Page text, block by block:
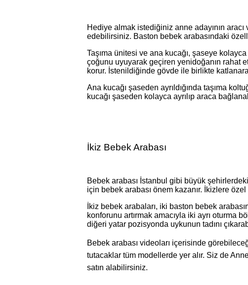
Hediye almak istediğiniz anne adayının
edebilirsiniz. Baston bebek arabasındaki
Taşıma ünitesi ve ana kucağı, şaseye
çoğunu uyuyarak geçiren yenidoğanın rahat
korur. İstenildiğinde gövde ile birlikte
Ana kucağı şaseden ayrıldığında taşıma
kucağı şaseden kolayca ayrılıp araca
İkiz Bebek Arabası
Bebek arabası İstanbul gibi büyük
için bebek arabası önem kazanır. İkizlere
İkiz bebek arabaları, iki baston bebek
konforunu artırmak amacıyla iki ayrı oturma
diğeri yatar pozisyonda uykunun tadını
Bebek arabası videoları içerisinde
tutacaklar tüm modellerde yer alır. Siz de
satın alabilirsiniz.